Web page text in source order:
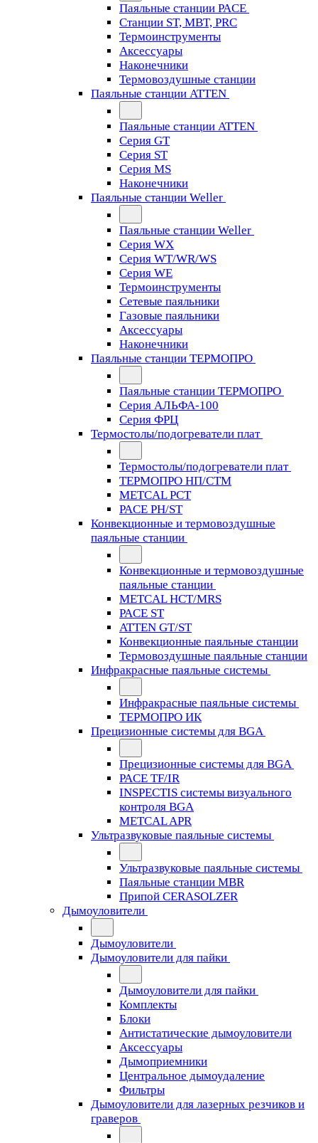
Паяльные станции PACE
Станции ST, MBT, PRC
Термоинструменты
Аксессуары
Наконечники
Термовоздушные станции
Паяльные станции ATTEN
Паяльные станции ATTEN
Серия GT
Серия ST
Серия MS
Наконечники
Паяльные станции Weller
Паяльные станции Weller
Серия WX
Серия WT/WR/WS
Серия WE
Термоинструменты
Сетевые паяльники
Газовые паяльники
Аксессуары
Наконечники
Паяльные станции ТЕРМОПРО
Паяльные станции ТЕРМОПРО
Серия АЛЬФА-100
Серия ФРЦ
Термостолы/подогреватели плат
Термостолы/подогреватели плат
ТЕРМОПРО НП/СТМ
METCAL PCT
PACE PH/ST
Конвекционные и термовоздушные
паяльные станции
Конвекционные и термовоздушные
паяльные станции
METCAL HCT/MRS
PACE ST
ATTEN GT/ST
Конвекционные паяльные станции
Термовоздушные паяльные станции
Инфракрасные паяльные системы
Инфракрасные паяльные системы
ТЕРМОПРО ИК
Прецизионные системы для BGA
Прецизионные системы для BGA
PACE TF/IR
INSPECTIS системы визуального
контроля BGA
METCAL APR
Ультразвуковые паяльные системы
Ультразвуковые паяльные системы
Паяльные станции MBR
Припой CERASOLZER
Дымоуловители
Дымоуловители
Дымоуловители для пайки
Дымоуловители для пайки
Комплекты
Блоки
Антистатические дымоуловители
Аксессуары
Дымоприемники
Центральное дымоудаление
Фильтры
Дымоуловители для лазерных резчиков и
граверов